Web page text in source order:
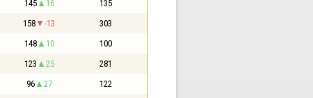
145 16 135
158 -13 303
148 10 100
123 25 281
96 27 122